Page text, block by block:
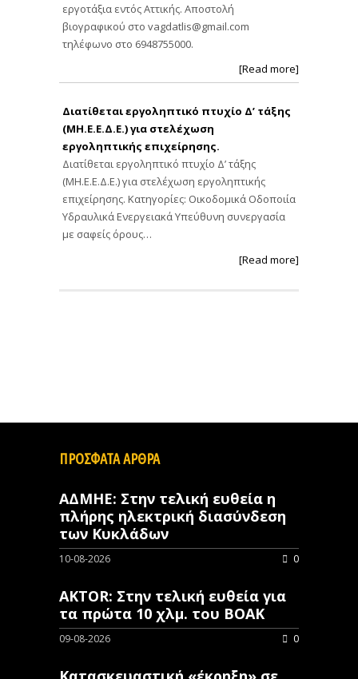
εργοτάξια εντός Αττικής. Αποστολή
βιογραφικού στο vagdatlis@gmail.com
τηλέφωνο στο 6948755000.
[Read more]
Διατίθεται εργοληπτικό πτυχίο Δ’ τάξης
(ΜΗ.Ε.Ε.Δ.Ε.) για στελέχωση
εργοληπτικής επιχείρησης.
Διατίθεται εργοληπτικό πτυχίο Δ’ τάξης
(ΜΗ.Ε.Ε.Δ.Ε.) για στελέχωση εργοληπτικής
επιχείρησης. Κατηγορίες: Οικοδομικά Οδοποιία
Υδραυλικά Ενεργειακά Υπεύθυνη συνεργασία
με σαφείς όρους…
[Read more]
ΠΡΟΣΦΑΤΑ ΑΡΘΡΑ
ΑΔΜΗΕ: Στην τελική ευθεία η
πλήρης ηλεκτρική διασύνδεση
των Κυκλάδων
10-08-2026 0
AKTOR: Στην τελική ευθεία για
τα πρώτα 10 χλμ. του ΒΟΑΚ
09-08-2026 0